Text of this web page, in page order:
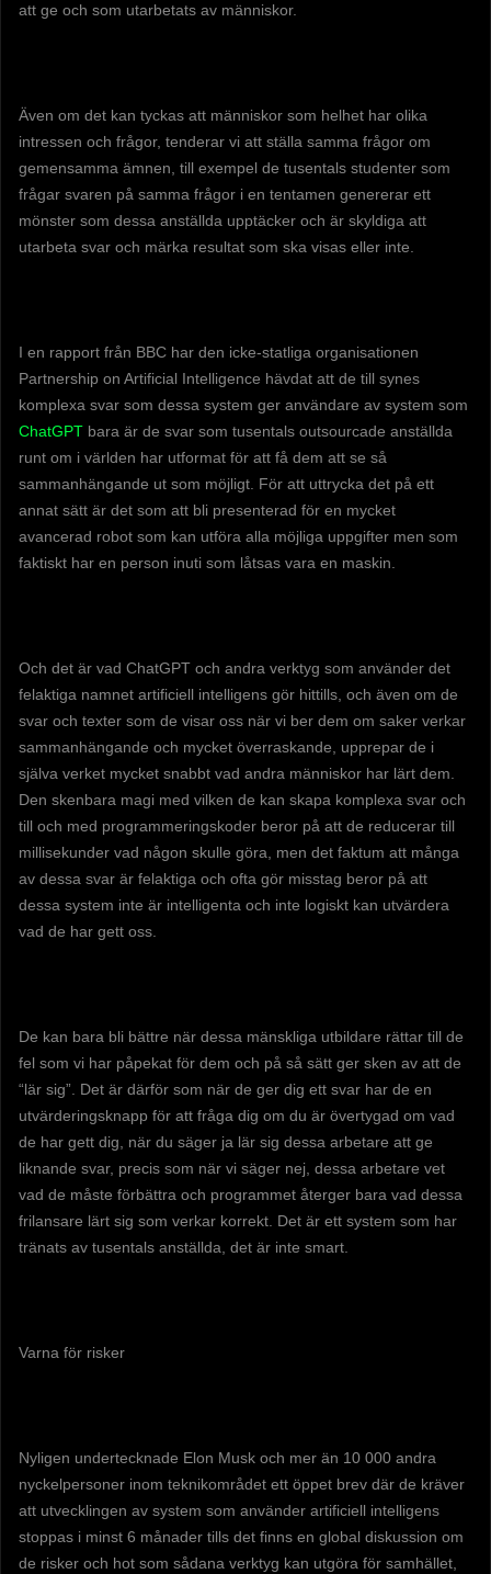
att ge och som utarbetats av människor.
Även om det kan tyckas att människor som helhet har olika
intressen och frågor, tenderar vi att ställa samma frågor om
gemensamma ämnen, till exempel de tusentals studenter som
frågar svaren på samma frågor i en tentamen genererar ett
mönster som dessa anställda upptäcker och är skyldiga att
utarbeta svar och märka resultat som ska visas eller inte.
I en rapport från BBC har den icke-statliga organisationen
Partnership on Artificial Intelligence hävdat att de till synes
komplexa svar som dessa system ger användare av system som
ChatGPT bara är de svar som tusentals outsourcade anställda
runt om i världen har utformat för att få dem att se så
sammanhängande ut som möjligt. För att uttrycka det på ett
annat sätt är det som att bli presenterad för en mycket
avancerad robot som kan utföra alla möjliga uppgifter men som
faktiskt har en person inuti som låtsas vara en maskin.
Och det är vad ChatGPT och andra verktyg som använder det
felaktiga namnet artificiell intelligens gör hittills, och även om de
svar och texter som de visar oss när vi ber dem om saker verkar
sammanhängande och mycket överraskande, upprepar de i
själva verket mycket snabbt vad andra människor har lärt dem.
Den skenbara magi med vilken de kan skapa komplexa svar och
till och med programmeringskoder beror på att de reducerar till
millisekunder vad någon skulle göra, men det faktum att många
av dessa svar är felaktiga och ofta gör misstag beror på att
dessa system inte är intelligenta och inte logiskt kan utvärdera
vad de har gett oss.
De kan bara bli bättre när dessa mänskliga utbildare rättar till de
fel som vi har påpekat för dem och på så sätt ger sken av att de
“lär sig”. Det är därför som när de ger dig ett svar har de en
utvärderingsknapp för att fråga dig om du är övertygad om vad
de har gett dig, när du säger ja lär sig dessa arbetare att ge
liknande svar, precis som när vi säger nej, dessa arbetare vet
vad de måste förbättra och programmet återger bara vad dessa
frilansare lärt sig som verkar korrekt. Det är ett system som har
tränats av tusentals anställda, det är inte smart.
Varna för risker
Nyligen undertecknade Elon Musk och mer än 10 000 andra
nyckelpersoner inom teknikområdet ett öppet brev där de kräver
att utvecklingen av system som använder artificiell intelligens
stoppas i minst 6 månader tills det finns en global diskussion om
de risker och hot som sådana verktyg kan utgöra för samhället,